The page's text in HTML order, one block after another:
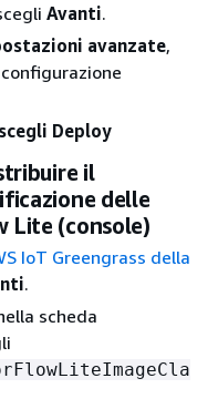
Avanti.
avanzate,
Deploy
il
delle
Lite (console)
IoT Greengrass della
.
scheda